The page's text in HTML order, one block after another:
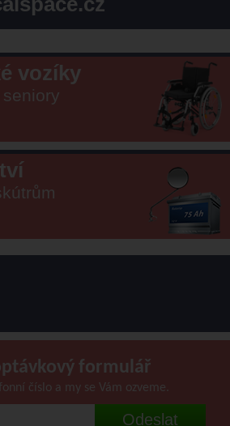
vozíky
formulář
číslo a my se Vám ozveme.